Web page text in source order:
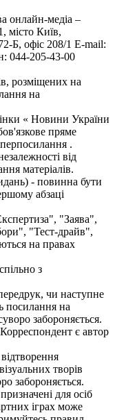
онлайн-медіа –
місто Київ,
офіс 208/1 E-mail:
044-205-43-00
розміщених на
на
« Новини України
пряме
.
від
матеріалів.
- повинна бути
абзаці
"Заява",
"Тест-драйв",
на правах
з
чи наступне
посилання на
забороняється.
є автор
творів
забороняється.
для осіб
іграх може